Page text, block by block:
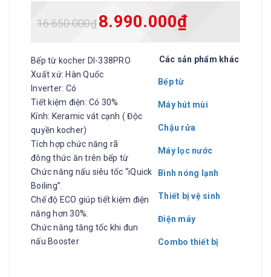
16.650.000₫ 8.990.000₫
Bếp từ kocher DI-338PRO
Xuất xứ: Hàn Quốc
Inverter: Có
Tiết kiệm điện: Có 30%
Kính: Keramic vát cạnh ( Độc
quyền kocher)
Tích hợp chức năng rã
đông thức ăn trên bếp từ
Chức năng nấu siêu tốc “iQuick
Boiling”.
Chế độ ECO giúp tiết kiệm điện
năng hơn 30%.
Chức năng tăng tốc khi đun
nấu Booster
Các sản phẩm khác
Bếp từ
Máy hút mùi
Chậu rửa
Máy lọc nước
Bình nóng lạnh
Thiết bị vệ sinh
Điện máy
Combo thiết bị